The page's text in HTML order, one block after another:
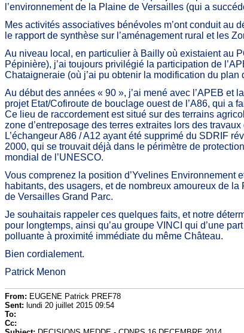
l’environnement de la Plaine de Versailles (qui a
Mes activités associatives bénévoles m’ont conduit au
le rapport de synthèse sur l’aménagement rural et les
Au niveau local, en particulier à Bailly où existaient au
Pépinière), j’ai toujours privilégié la participation de
Chataigneraie (où j’ai pu obtenir la modification du
Au début des années « 90 », j’ai mené avec l’APEB et
projet Etat/Cofiroute de bouclage ouest de l’A86, qui a
Ce lieu de raccordement est situé sur des terrains
zone d’entreposage des terres extraites lors des
L’échangeur A86 / A12 ayant été supprimé du SDRIF
2000, qui se trouvait déjà dans le périmètre de
mondial de l’UNESCO.
Vous comprenez la position d’Yvelines Environnement
habitants, des usagers, et de nombreux amoureux de
de Versailles Grand Parc.
Je souhaitais rappeler ces quelques faits, et notre
pour longtemps, ainsi qu’au groupe VINCI qui d’une
polluante à proximité immédiate du même Château.
Bien cordialement.
Patrick Menon
From: EUGENE Patrick PREF78
Sent: lundi 20 juillet 2015 09:54
To:
Cc: